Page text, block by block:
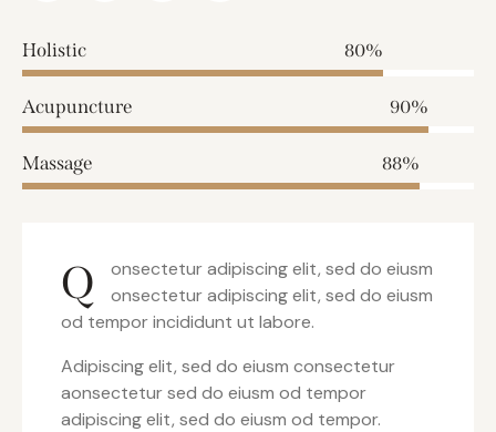
Holistic 80%
Acupuncture 90%
Massage 88%
Q
onsectetur adipiscing elit, sed do eiusm
onsectetur adipiscing elit, sed do eiusm
od tempor incididunt ut labore.
Adipiscing elit, sed do eiusm consectetur
aonsectetur sed do eiusm od tempor
adipiscing elit, sed do eiusm od tempor.